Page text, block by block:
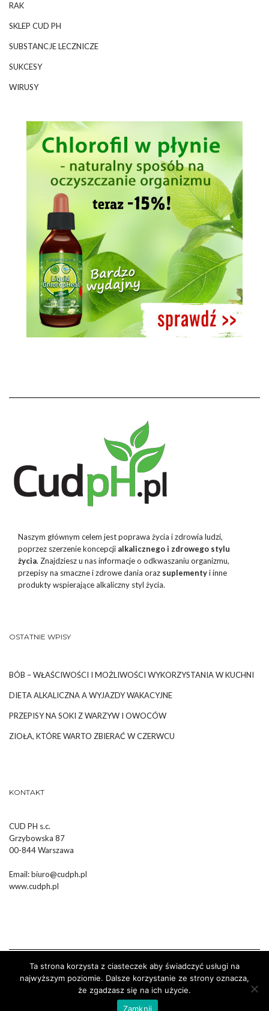
RAK
SKLEP CUD PH
SUBSTANCJE LECZNICZE
SUKCESY
WIRUSY
Naszym głównym celem jest poprawa życia i zdrowia ludzi,
poprzez szerzenie koncepcji alkalicznego i zdrowego stylu
życia. Znajdziesz u nas informacje o odkwaszaniu organizmu,
przepisy na smaczne i zdrowe dania oraz suplementyi inne
produkty wspierające alkaliczny styl życia.
OSTATNIE WPISY
BÓB – WŁAŚCIWOŚCI I MOŻLIWOŚCI WYKORZYSTANIA W KUCHNI
DIETA ALKALICZNA A WYJAZDY WAKACYJNE
PRZEPISY NA SOKI Z WARZYW I OWOCÓW
ZIOŁA, KTÓRE WARTO ZBIERAĆ W CZERWCU
KONTAKT
CUD PH s.c.
Grzybowska 87
00-844 Warszawa
Email:biuro@cudph.pl
www.cudph.pl
Wykonanie :Strony Internetowe Białystok Dr Pixel
Ta strona korzysta z ciasteczek aby świadczyć usługi na
najwyższym poziomie. Dalsze korzystanie ze strony oznacza,
że zgadzasz się na ich użycie.
Zamknij